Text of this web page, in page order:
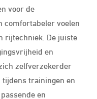
voor de
voelen
rijtechniek. De juiste
en
zelfverzekerder
trainingen en
en